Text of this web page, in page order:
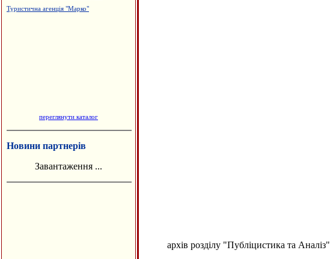
Туристична агенція "Марко"
переглянути каталог
Новини партнерів
Завантаження ...
архів розділу "Публіцистика та Аналіз"